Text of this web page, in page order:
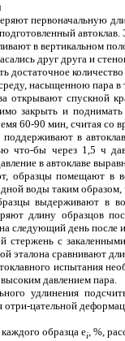
первоначальную
в вертикальном
друг друга и
достаточное
насыщенною пара в
открывают спускной
закрыть и
60-90 мин, считая со
в
что-бы через 1,5 ч
в автоклаве
образцы помещают в
воды таким
выдерживают в
длину образцов
следующий день после
стержень с
эталона сравнивают
испытания
давлением пара.
удлинения
отри-цательной
образца ei, %,